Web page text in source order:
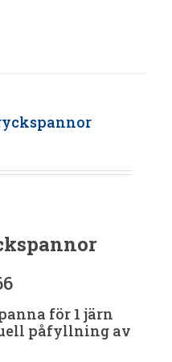
för 1 järn
påfyllning av